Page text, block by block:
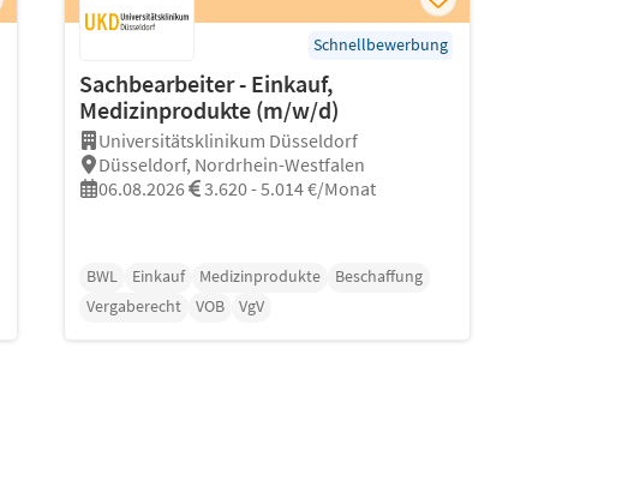
Schnellbewerbung
Sachbearbeiter - Einkauf,
Medizinprodukte (m/w/d)
Universitätsklinikum Düsseldorf
Düsseldorf, Nordrhein-Westfalen
06.08.2026
3.620 - 5.014 €/Monat
BWL Einkauf Medizinprodukte
Beschaffung
Vergaberecht
VOB VgV